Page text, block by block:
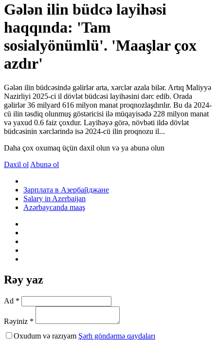
Gələn ilin büdcə layihəsi
haqqında: 'Tam
sosialyönümlü'. 'Maaşlar çox
azdır'
Gələn ilin büdcəsində gəlirlər arta, xərclər azala bilər. Artıq Maliyyə
Nazirliyi 2025-ci il dövlət büdcəsi layihəsini dərc edib. Orada
gəlirlər 36 milyard 616 milyon manat proqnozlaşdırılır. Bu da 2024-
cü ilin təsdiq olunmuş göstəricisi ilə müqayisədə 228 milyon manat
və yaxud 0.6 faiz çoxdur. Layihəyə görə, növbəti ildə dövlət
büdcəsinin xərclərində isə 2024-cü ilin proqnozu il...
Daha çox oxumaq üçün daxil olun və ya abunə olun
Daxil ol Abunə ol
Зарплата в Азербайджане
Salary in Azerbaijan
Azərbaycanda maaş
Rəy yaz
Ad *
Rəyiniz *
Oxudum və razıyam Şərh göndərmə qaydaları